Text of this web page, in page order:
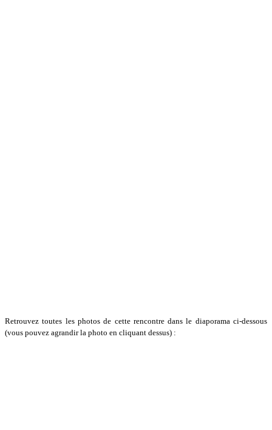
Retrouvez toutes les photos de cette rencontre dans le diaporama ci-dessous
(vous pouvez agrandir la photo en cliquant dessus) :